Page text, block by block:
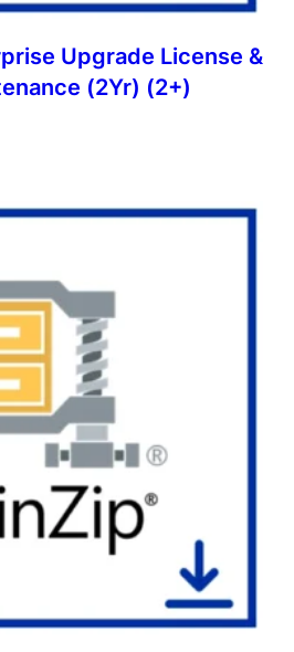
Upgrade License &
(2Yr) (2+)